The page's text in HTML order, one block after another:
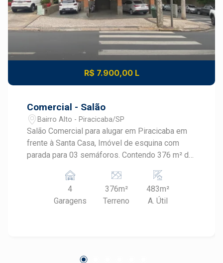
R$ 7.900,00 L
Comercial - Salão
Bairro Alto - Piracicaba/SP
Salão Comercial para alugar em Piracicaba em
frente à Santa Casa, Imóvel de esquina com
parada para 03 semáforos. Contendo 376 m² de
Salão com pé direito de 3,20 metros com
acabamento em piso, depósito com 130 m², e
pé direito de 3,30 metros com entrada
4
Garagens
376m²
Terreno
483m²
A. Útil